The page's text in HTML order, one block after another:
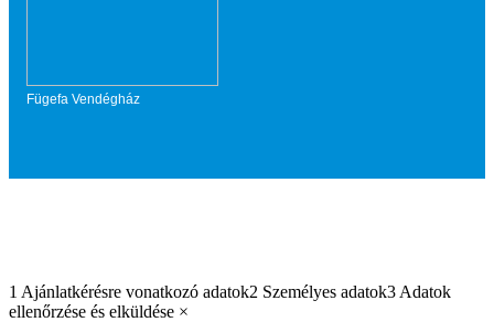
Fügefa Vendégház
1 Ajánlatkérésre vonatkozó adatok2 Személyes adatok3 Adatok
ellenőrzése és elküldése ×